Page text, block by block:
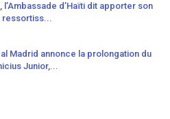
l’Ambassade d’Haïti dit apporter son
ressortiss...
Madrid annonce la prolongation du
Junior,...